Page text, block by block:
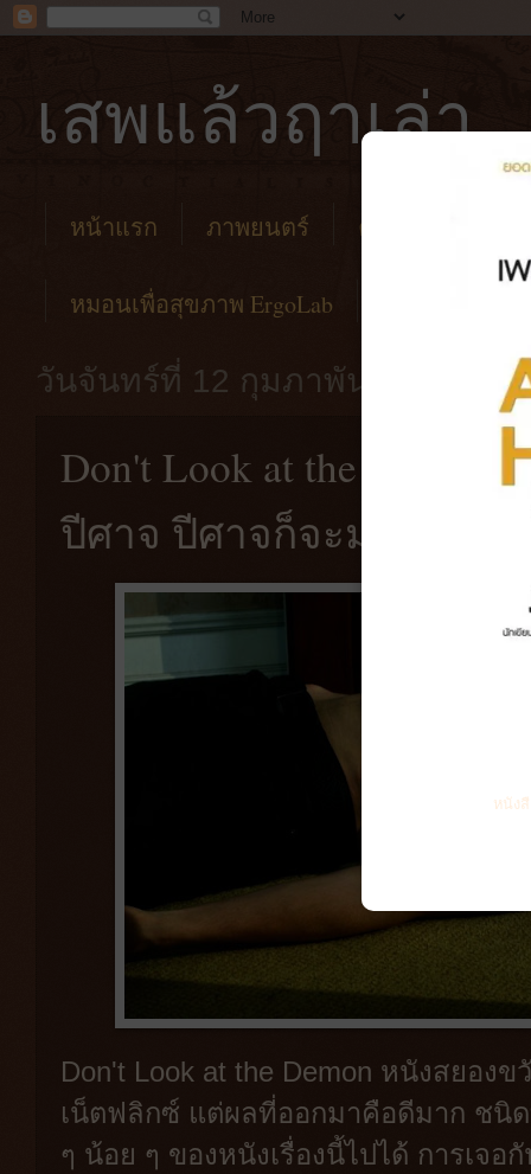
เสพแล้วฤาเล่า
หน้าแรก ภาพยนตร์ คาเฟ่
หมอนเพื่อสุขภาพ ErgoLab
วันจันทร์ที่ 12 กุมภาพันธ์ พ.ศ.
Don't Look at the
ปีศาจ ปีศาจก็จะมองเห็น
Don't Look at the Demon หนังสยอง
เน็ตฟลิกซ์ แต่ผลที่ออกมาคือดีมาก ชนิ
ๆ น้อย ๆ ของหนังเรื่องนี้ไปได้ การเจ
หนัง